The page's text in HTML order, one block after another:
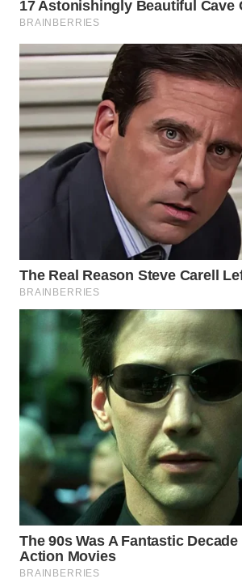
WN
SELATAN
TANJUNG
LESUNG
WN
KARO
WN
LABUHANBATU
TAPANULI
TENGAH
WN DELI
SERDANG
WN
TEBING
TINGGI
WN